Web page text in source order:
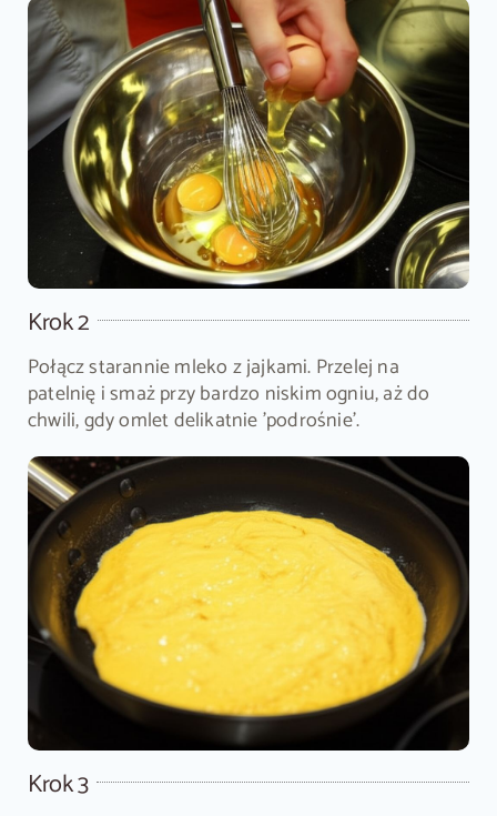
Krok 2
Połącz starannie mleko z jajkami. Przelej na
patelnię i smaż przy bardzo niskim ogniu, aż do
chwili, gdy omlet delikatnie 'podrośnie'.
Krok 3